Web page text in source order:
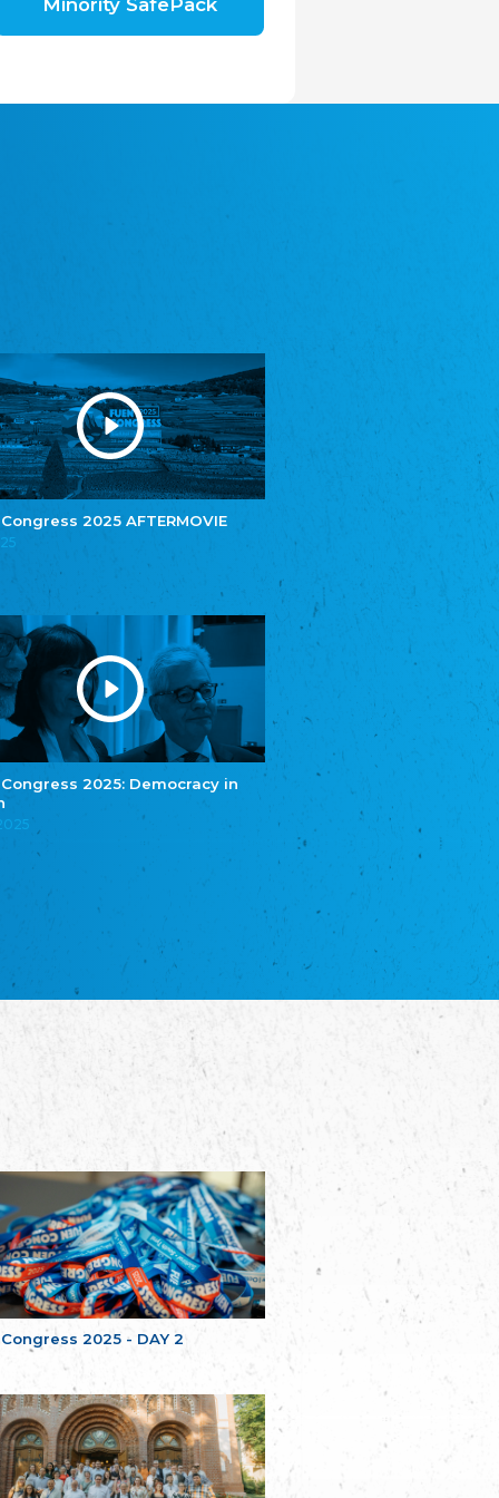
Congress 2025 AFTERMOVIE
Congress 2025: Democracy in
Congress 2025 - DAY 2
t./Zwězk Łužyskich Serbow z. t.
Youth of European Nationalities (YEN)
Youth of European Nationalities (YEN)
Zentralrat der Jenischen in Deutschland
e.V.
Central Council of Yenish in Germany
Zentralrat Deutscher Sinti und Roma
Związek Polaków w Niemczech
Bund Deutscher Nordschleswiger (BDN)
Grænseforeningen
Danish Border Association
Eestimaa Rahvuste Ühendus
Estonian Union of National Minorities
Eestimaa Valgevenelaste Assotsiatsioon
Estonian Belorusian Association
Estonian German Society
Некоммерческое объединение “Русская
школа Эстонии”
благотворительных обществ
Union of Russian Educational and Charitable
Plataforma per la Llengua
Occitania Football Association
Committee for regional action in Brittany
EL - le Mouvement d'Alsace-Lorraine
Elsaß-Lothringischer Volksbund EL
Skol Uhel Ar Vro – Institut Culturel de
Bretagne
The Cultural Institute of Brittany
Unser Land
Our Country
Svenska Finlands folkting/Folktinget
Assoziation der Deutschen Georgiens
"Einung"
Association of Germans of Georgia “Einung”
საერთო სამოქალაქო მოძრაობა -
მრავალეროვანი საქართველო
Minority SafePack